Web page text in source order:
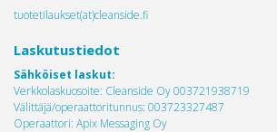
tuotetilaukset(at)cleanside.fi
Laskutustiedot
Sähköiset laskut:
Verkkolaskuosoite: Cleanside Oy 003721938719
Välittäjä/operaattoritunnus: 003723327487
Operaattori: Apix Messaging Oy